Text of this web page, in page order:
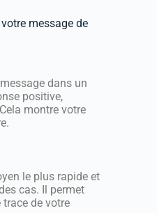
message de
message dans un
positive,
montre votre
le plus rapide et
cas. Il permet
de votre